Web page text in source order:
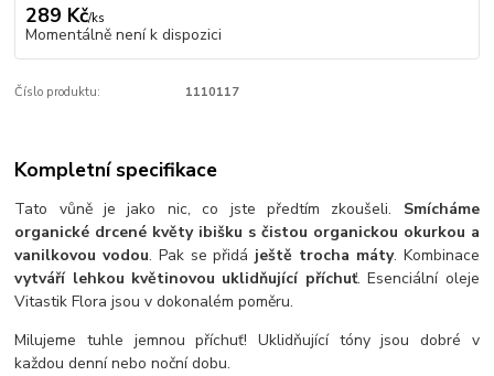
289 Kč/ks
Momentálně není k dispozici
Číslo produktu: 1110117
Kompletní specifikace
Tato vůně je jako nic, co jste předtím zkoušeli. Smícháme
organické drcené květy ibišku s čistou organickou okurkou a
vanilkovou vodou. Pak se přidá ještě trocha máty. Kombinace
vytváří lehkou květinovou uklidňující příchuť. Esenciální oleje
Vitastik Flora jsou v dokonalém poměru.
Milujeme tuhle jemnou příchuť! Uklidňující tóny jsou dobré v
každou denní nebo noční dobu.